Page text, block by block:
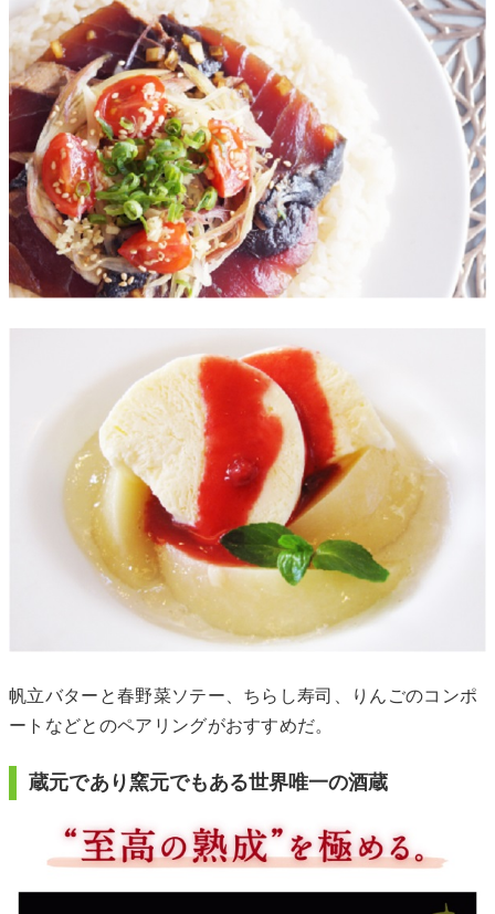
帆立バターと春野菜ソテー、ちらし寿司、りんごのコンポ
ートなどとのペアリングがおすすめだ。
蔵元であり窯元でもある世界唯一の酒蔵